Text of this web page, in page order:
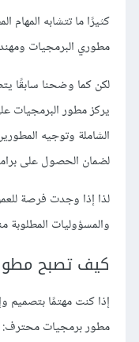
كثيرًا ما تتشابه
مطوري البرمجيات
لكن كما وضحنا سابقًا
يركز مطور البرمجيات
الشاملة وتوجيه
لضمان الحصول على
لذا إذا وجدت فرصة
والمسؤوليات
كيف تصبح
مطور برمجيات محترف: